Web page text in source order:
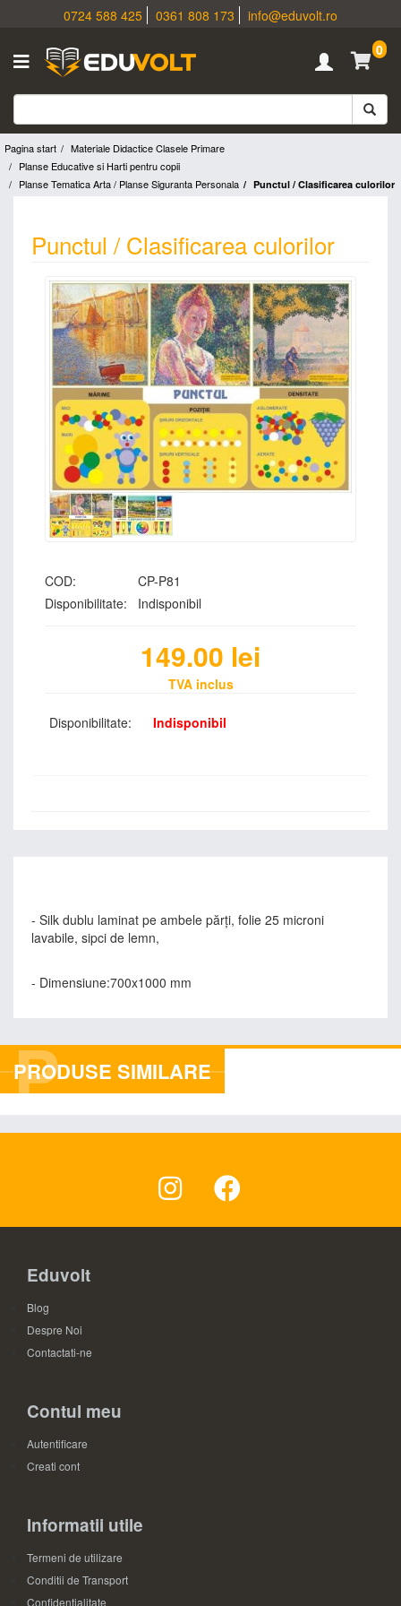
0724 588 425 0361 808 173
info@eduvolt.ro
0
Pagina start
Materiale Didactice Clasele Primare
Planse Educative si Harti pentru copii
Planse Tematica Arta / Planse Siguranta Personala
Punctul / Clasificarea culorilor
Punctul / Clasificarea culorilor
COD:
CP-P81
Disponibilitate:
Indisponibil
149.00 lei
TVA inclus
Disponibilitate: Indisponibil
- Silk dublu laminat pe ambele părţi, folie 25 microni
lavabile, sipci de lemn,
- Dimensiune:700x1000 mm
P
PRODUSE SIMILARE
Eduvolt
Blog
Despre Noi
Contactati-ne
Contul meu
Autentificare
Creati cont
Informatii utile
Termeni de utilizare
Conditii de Transport
Confidentialitate